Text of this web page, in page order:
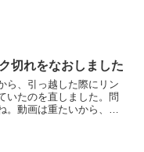
切れをなおしました
ら、引っ越した際にリン
いたのを直しました。問
。動画は重たいから、